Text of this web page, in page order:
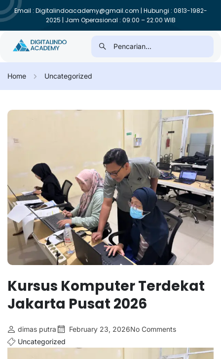
Email : Digitalindoacademy@gmail.com | Hubungi : 0813-1982-
2025 | Jam Operasional : 09:00 – 22:00 WIB
Home Uncategorized
Kursus Komputer Terdekat
Jakarta Pusat 2026
dimas putra February 23, 2026No Comments
Uncategorized